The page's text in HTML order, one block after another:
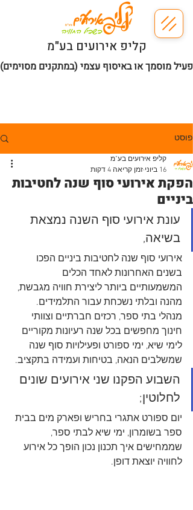
קליפ אירועים בע"מ
מוסמך או באיסוף עצמי (במתקנים מסוימים)
פוסט
הפקת אירועי סוף שנה לחטיבות
ביניים
קליפ אירועים בע"מ
16 ביוני
זמן קריאה 4 דקות
עונת אירועי סוף השנה נמצאת
בשיאה,
אירועי סוף שנה לחטיבות ביניים הפכו
בשנים האחרונות לאחד הכלים
המשמעותיים ביותר ליצירת חוויה מגבשת,
מהנה ובלתי נשכחת עבור התלמידים.
מנהלי בתי ספר, רכזים חברתיים וצוותי
חינוך מחפשים בכל שנה רעיונות מקוריים
לימי שיא, ימי ספורט ופעילויות סוף שנה
שמשלבים הנאה, בטיחות ועמידה בתקציב.
השבוע הפקנו שני אירועים שונים
לחלוטין;
יום ספורט אתגרי בחריש ופארק מים בבית
ספר בשומרון, ימי שיא לבתי ספר,
שממחישים איך תכנון נכון הופך כל אירוע
לחוויה יוצאת דופן.